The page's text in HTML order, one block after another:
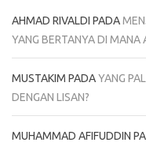
AHMAD RIVALDI PADA
YANG BERTANYA DI MANA
MUSTAKIM PADAYANG
DENGAN LISAN?
MUHAMMAD AFIFUDDIN